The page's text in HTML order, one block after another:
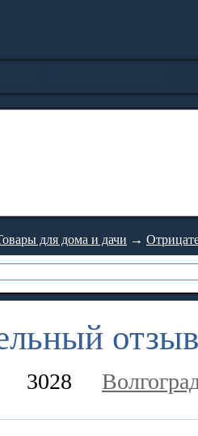
для дома и дачи →
3028